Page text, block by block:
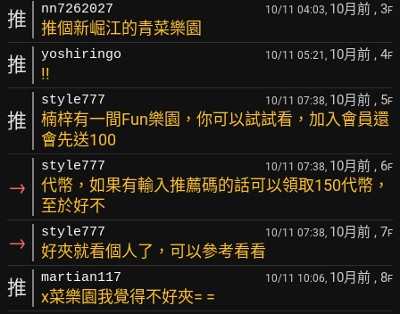
推 nn7262027 10/11 04:03, 10月前 , 3F
推個新崛江的青菜樂園
推 yoshiringo 10/11 05:21, 10月前 , 4F
!!
推
style777 10/11 07:38, 10月前 , 5F
楠梓有一間Fun樂園，你可以試試看，加入會員還
會先送100
→
style777 10/11 07:38, 10月前 , 6F
代幣，如果有輸入推薦碼的話可以領取150代幣，
至於好不
→ style777 10/11 07:38, 10月前 , 7F
好夾就看個人了，可以參考看看
推 martian117 10/11 10:06, 10月前 , 8F
x菜樂園我覺得不好夾= =